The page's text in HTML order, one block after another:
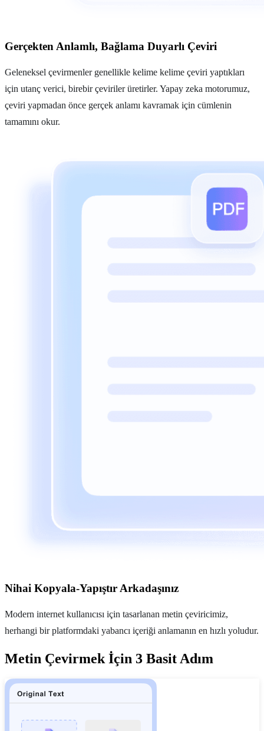
Gerçekten Anlamlı, Bağlama Duyarlı Çeviri
Geleneksel çevirmenler genellikle kelime kelime çeviri yaptıkları
için utanç verici, birebir çeviriler üretirler. Yapay zeka motorumuz,
çeviri yapmadan önce gerçek anlamı kavramak için cümlenin
tamamını okur.
Nihai Kopyala-Yapıştır Arkadaşınız
Modern internet kullanıcısı için tasarlanan metin çeviricimiz,
herhangi bir platformdaki yabancı içeriği anlamanın en hızlı yoludur.
Metin Çevirmek İçin 3 Basit Adım